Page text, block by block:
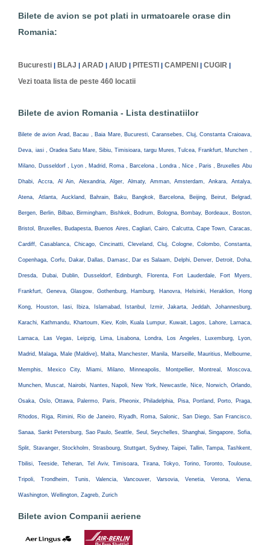
Bilete de avion se pot plati in urmatoarele orase din
Romania:
Bucuresti BLAJ |ARAD |AIUD PITESTI |CAMPENI |CUGIR
Vezi toata lista de peste 460 locatii
Bilete de avion Romania - Lista destinatiilor
Bilete de avion Arad, Bacau , Baia Mare, Bucuresti, Caransebes, Cluj, Constanta Craioava,
Deva, iasi , Oradea Satu Mare, Sibiu, Timisioara, targu Mures, Tulcea, Frankfurt, Munchen ,
Milano, Dusseldorf , Lyon , Madrid, Roma , Barcelona , Londra , Nice , Paris , Bruxelles Abu
Dhabi, Accra, Al Ain, Alexandria, Alger, Almaty, Amman, Amsterdam, Ankara, Antalya,
Atena, Atlanta, Auckland, Bahrain, Baku, Bangkok, Barcelona, Beijing, Beirut, Belgrad,
Bergen, Berlin, Bilbao, Birmingham, Bishkek, Bodrum, Bologna, Bombay, Bordeaux, Boston,
Bristol, Bruxelles, Budapesta, Buenos Aires, Cagliari, Cairo, Calcutta, Cape Town, Caracas,
Cardiff, Casablanca, Chicago, Cincinatti, Cleveland, Cluj, Cologne, Colombo, Constanta,
Copenhaga, Corfu, Dakar, Dallas, Damasc, Dar es Salaam, Delphi, Denver, Detroit, Doha,
Dresda, Dubai, Dublin, Dusseldorf, Edinburgh, Florenta, Fort Lauderdale, Fort Myers,
Frankfurt, Geneva, Glasgow, Gothenburg, Hamburg, Hanovra, Helsinki, Heraklion, Hong
Kong, Houston, Iasi, Ibiza, Islamabad, Istanbul, Izmir, Jakarta, Jeddah, Johannesburg,
Karachi, Kathmandu, Khartoum, Kiev, Koln, Kuala Lumpur, Kuwait, Lagos, Lahore, Larnaca,
Larnaca, Las Vegas, Leipzig, Lima, Lisabona, Londra, Los Angeles, Luxemburg, Lyon,
Madrid, Malaga, Male (Maldive), Malta, Manchester, Manila, Marseille, Mauritius, Melbourne,
Memphis, Mexico City, Miami, Milano, Minneapolis, Montpellier, Montreal, Moscova,
Munchen, Muscat, Nairobi, Nantes, Napoli, New York, Newcastle, Nice, Norwich, Orlando,
Osaka, Oslo, Ottawa, Palermo, Paris, Pheonix, Philadelphia, Pisa, Portland, Porto, Praga,
Rhodos, Riga, Rimini, Rio de Janeiro, Riyadh, Roma, Salonic, San Diego, San Francisco,
Sanaa, Sankt Petersburg, Sao Paulo, Seattle, Seul, Seychelles, Shanghai, Singapore, Sofia,
Split, Stavanger, Stockholm, Strasbourg, Stuttgart, Sydney, Taipei, Tallin, Tampa, Tashkent,
Tbilisi, Teeside, Teheran, Tel Aviv, Timisoara, Tirana, Tokyo, Torino, Toronto, Toulouse,
Tripoli, Trondheim, Tunis, Valencia, Vancouver, Varsovia, Venetia, Verona, Viena,
Washington, Wellington, Zagreb, Zurich
Bilete avion Companii aeriene